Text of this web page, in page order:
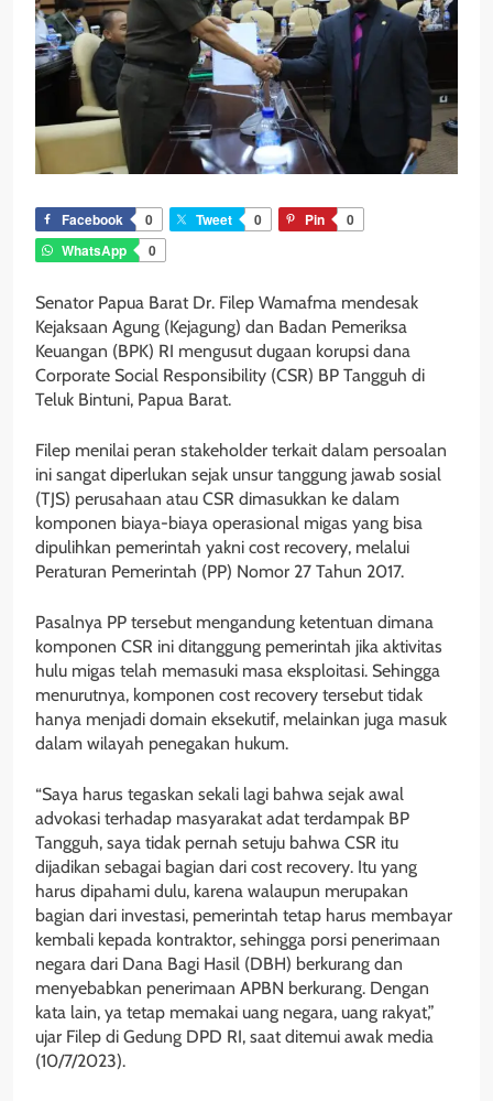
Facebook 0 Tweet 0 Pin
0
WhatsApp
0
Senator Papua Barat Dr. Filep Wamafma mendesak
Kejaksaan Agung (Kejagung) dan Badan Pemeriksa
Keuangan (BPK) RI mengusut dugaan korupsi dana
Corporate Social Responsibility (CSR) BP Tangguh di
Teluk Bintuni, Papua Barat.
Filep menilai peran stakeholder terkait dalam persoalan
ini sangat diperlukan sejak unsur tanggung jawab sosial
(TJS) perusahaan atau CSR dimasukkan ke dalam
komponen biaya-biaya operasional migas yang bisa
dipulihkan pemerintah yakni cost recovery, melalui
Peraturan Pemerintah (PP) Nomor 27 Tahun 2017.
Pasalnya PP tersebut mengandung ketentuan dimana
komponen CSR ini ditanggung pemerintah jika aktivitas
hulu migas telah memasuki masa eksploitasi. Sehingga
menurutnya, komponen cost recovery tersebut tidak
hanya menjadi domain eksekutif, melainkan juga masuk
dalam wilayah penegakan hukum.
“Saya harus tegaskan sekali lagi bahwa sejak awal
advokasi terhadap masyarakat adat terdampak BP
Tangguh, saya tidak pernah setuju bahwa CSR itu
dijadikan sebagai bagian dari cost recovery. Itu yang
harus dipahami dulu, karena walaupun merupakan
bagian dari investasi, pemerintah tetap harus membayar
kembali kepada kontraktor, sehingga porsi penerimaan
negara dari Dana Bagi Hasil (DBH) berkurang dan
menyebabkan penerimaan APBN berkurang. Dengan
kata lain, ya tetap memakai uang negara, uang rakyat,”
ujar Filep di Gedung DPD RI, saat ditemui awak media
(10/7/2023).